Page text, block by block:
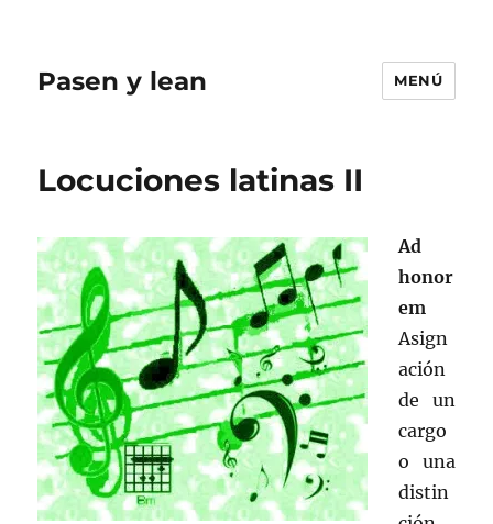
Pasen y lean MENÚ
Locuciones latinas II
Ad
honor
em
Asign
ación
de un
cargo
o una
distin